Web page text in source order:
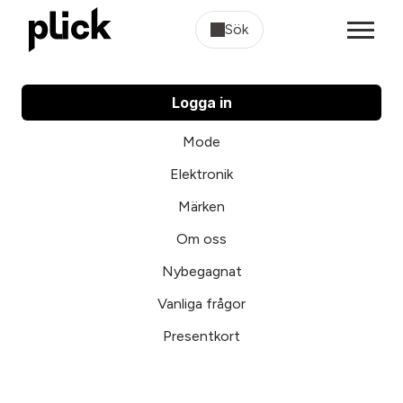
Sök
Logga in
Mode
Elektronik
Märken
Om oss
Nybegagnat
Vanliga frågor
Presentkort